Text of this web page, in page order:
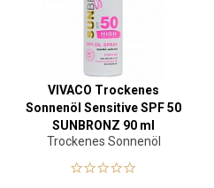
VIVACO Trockenes
Sonnenöl Sensitive SPF 50
SUNBRONZ 90 ml
Trockenes Sonnenöl